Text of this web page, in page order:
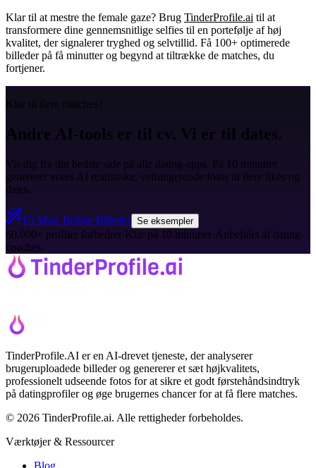
Klar til at mestre the female gaze? Brug TinderProfile.ai til at
transformere dine gennemsnitlige selfies til en portefølje af høj
kvalitet, der signalerer tryghed og selvtillid. Få 100+ optimerede
billeder på få minutter og begynd at tiltrække de matches, du
fortjener.
Klar til flere matches?
Andre AI-tools er til cv. Vi er til dates.
Vis dig fra din bedste side på alle dating-apps. På 10 minutter
genererer vores AI realistiske, velfungerende fotos til flere likes og
dates.
Få Mine Bedste Billeder Se eksempler
60.000+ profiler forbedret·Klar på 10 minutter· Anbefalet af dating-
coaches
TinderProfile.AI er en AI-drevet tjeneste, der analyserer
brugeruploadede billeder og genererer et sæt højkvalitets,
professionelt udseende fotos for at sikre et godt førstehåndsindtryk
på datingprofiler og øge brugernes chancer for at få flere matches.
© 2026 TinderProfile.ai. Alle rettigheder forbeholdes.
Værktøjer & Ressourcer
Blog